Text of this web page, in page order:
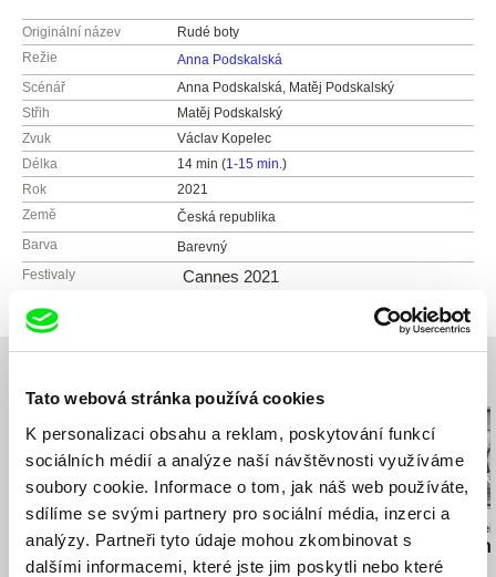
Tato webová stránka používá cookies
K personalizaci obsahu a reklam, poskytování funkcí
sociálních médií a analýze naší návštěvnosti využíváme
soubory cookie. Informace o tom, jak náš web používáte,
sdílíme se svými partnery pro sociální média, inzerci a
analýzy. Partneři tyto údaje mohou zkombinovat s
dalšími informacemi, které jste jim poskytli nebo které
Originální název
Rudé boty
Režie
Anna Podskalská
Scénář
Anna Podskalská, Matěj Podskalský
Střih
Matěj Podskalský
Zvuk
Václav Kopelec
Délka
14 min (1-15 min.)
Rok
2021
Země
Česká republika
Barva
Barevný
Festivaly
Cannes 2021
Dcera Babiččin sexuální život
Anastasiia
I Died in Irpin